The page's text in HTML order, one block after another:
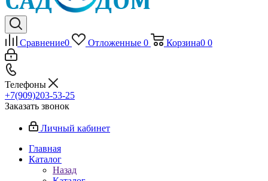
Сравнение0 Отложенные 0 Корзина0 0
Телефоны
+7(909)203-53-25
Заказать звонок
Личный кабинет
Главная
Каталог
Назад